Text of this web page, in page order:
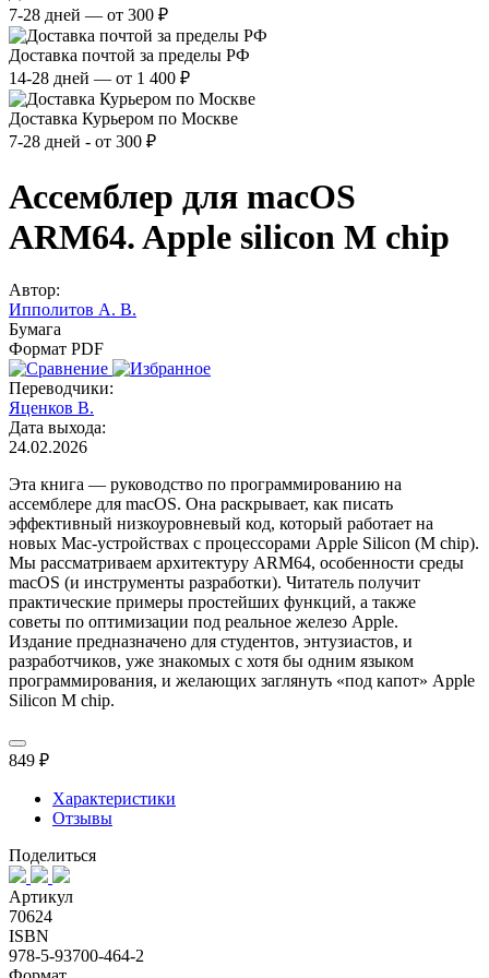
7-28 дней — от 300 ₽
Доставка почтой за пределы РФ
14-28 дней — от 1 400 ₽
Доставка Курьером по Москве
7-28 дней - от 300 ₽
Ассемблер для macOS
ARM64. Apple silicon M chip
Автор:
Ипполитов А. В.
Бумага
Формат PDF
Переводчики:
Яценков В.
Дата выхода:
24.02.2026
Эта книга — руководство по программированию на
ассемблере для macOS. Она раскрывает, как писать
эффективный низкоуровневый код, который работает на
новых Mac‑устройствах с процессорами Apple Silicon (M chip).
Мы рассматриваем архитектуру ARM64, особенности среды
macOS (и инструменты разработки). Читатель получит
практические примеры простейших функций, а также
советы по оптимизации под реальное железо Apple.
Издание предназначено для студентов, энтузиастов, и
разработчиков, уже знакомых с хотя бы одним языком
программирования, и желающих заглянуть «под капот» Apple
Silicon M chip.
849 ₽
Характеристики
Отзывы
Поделиться
Артикул
70624
ISBN
978-5-93700-464-2